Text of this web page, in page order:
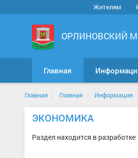
Жителям
ОРЛИНОВСКИЙ
Главная
Главная Главная Информация
ЭКОНОМИКА
Раздел находится в разработке